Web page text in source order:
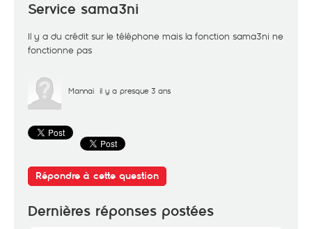
Service sama3ni
Il y a du crédit sur le téléphone mais la fonction sama3ni ne
fonctionne pas
Mannai il y a presque 3 ans
Répondre à cette question
Dernières réponses postées